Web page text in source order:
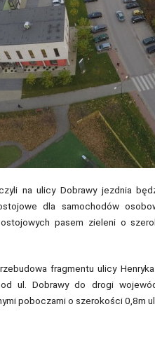
na ulicy Dobrawy jezdnia
dla samochodów
pasem zieleni o
fragmentu ulicy
ul. Dobrawy do drogi
poboczami o szerokości 0,8m